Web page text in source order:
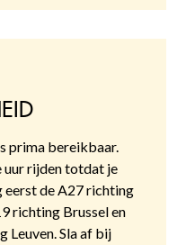
prima bereikbaar.
uur rijden totdat je
eerst de A27 richting
richting Brussel en
Leuven. Sla af bij